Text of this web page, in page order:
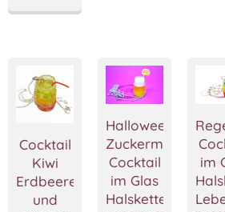
Cocktail
Kiwi
Erdbeere
und
Halloween
Zuckermais
Cocktail
im Glas
Halskette,Miniatur
im